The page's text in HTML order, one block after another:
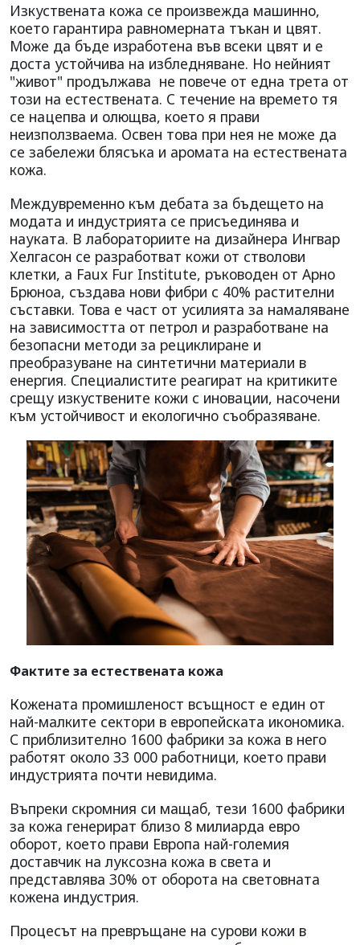
Изкуствената кожа се произвежда машинно,
което гарантира равномерната тъкан и цвят.
Може да бъде изработена във всеки цвят и е
доста устойчива на избледняване. Но нейният
"живот" продължава не повече от една трета от
този на естествената. С течение на времето тя
се нацепва и олющва, което я прави
неизползваема. Освен това при нея не може да
се забележи блясъка и аромата на естествената
кожа.
Междувременно към дебата за бъдещето на
модата и индустрията се присъединява и
науката. В лабораториите на дизайнера Ингвар
Хелгасон се разработват кожи от стволови
клетки, а Faux Fur Institute, ръководен от Арно
Брюноа, създава нови фибри с 40% растителни
съставки. Това е част от усилията за намаляване
на зависимостта от петрол и разработване на
безопасни методи за рециклиране и
преобразуване на синтетични материали в
енергия. Специалистите реагират на критиките
срещу изкуствените кожи с иновации, насочени
към устойчивост и екологично съобразяване.
Фактите за естествената кожа
Кожената промишленост всъщност е един от
най-малките сектори в европейската икономика.
С приблизително 1600 фабрики за кожа в него
работят около 33 000 работници, което прави
индустрията почти невидима.
Въпреки скромния си мащаб, тези 1600 фабрики
за кожа генерират близо 8 милиарда евро
оборот, което прави Европа най-големия
доставчик на луксозна кожа в света и
представлява 30% от оборота на световната
кожена индустрия.
Процесът на превръщане на сурови кожи в